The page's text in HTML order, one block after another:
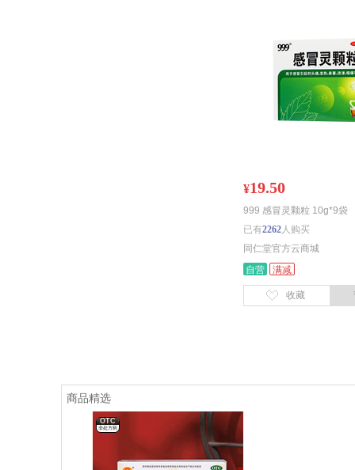
¥19.50
999 感冒灵颗粒 10g*9袋
已有2262人购买
同仁堂官方云商城
自营 满减
收藏
商品精选
OTC
非处方药